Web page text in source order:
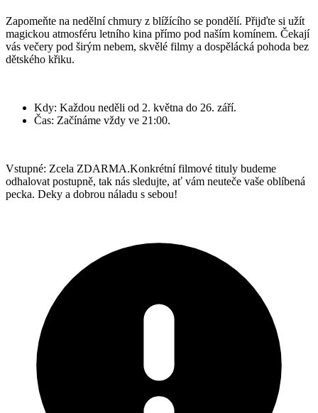
Zapomeňte na nedělní chmury z blížícího se pondělí. Přijďte si užít
magickou atmosféru letního kina přímo pod naším komínem. Čekají
vás večery pod širým nebem, skvělé filmy a dospělácká pohoda bez
dětského křiku.
Kdy: Každou neděli od 2. května do 26. září.
Čas: Začínáme vždy ve 21:00.
Vstupné: Zcela ZDARMA.Konkrétní filmové tituly budeme
odhalovat postupně, tak nás sledujte, ať vám neuteče vaše oblíbená
pecka. Deky a dobrou náladu s sebou!